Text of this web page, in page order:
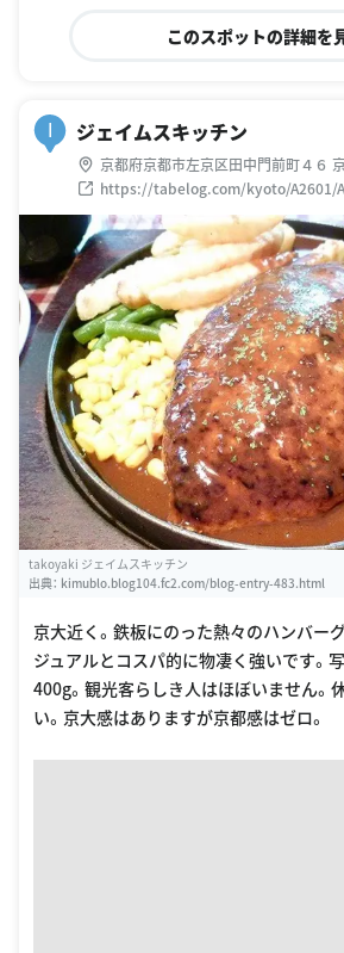
このスポットの詳細を
ジェイムスキッチン
京都府京都市左京区田中門前町４６
https://tabelog.com/kyoto/A2601/
takoyaki ジェイムスキッチン
出典： kimublo.blog104.fc2.com/blog-entry-483.html
京大近く。鉄板にのった熱々のハンバー
ジュアルとコスパ的に物凄く強いです。
400g。観光客らしき人はほぼいません。
い。京大感はありますが京都感はゼロ。